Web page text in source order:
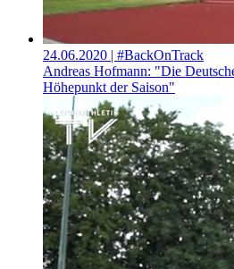
24.06.2020 | #BackOnTrack
Andreas Hofmann: "Die
Höhepunkt der Saison"